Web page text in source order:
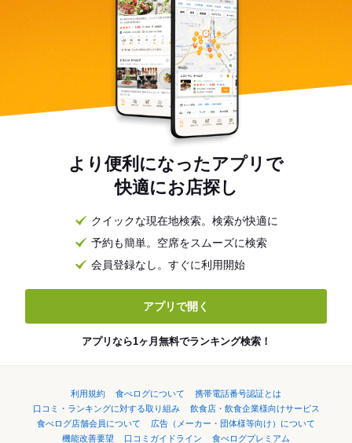
より便利になったアプリで
快適にお店探し
クイックな現在地検索。検索が快適に
予約も簡単。空席をスムーズに検索
会員登録なし。すぐに利用開始
アプリで開く
アプリなら1ヶ月無料でランキング検索！
利用規約 食べログについて
携帯電話番号認証とは
口コミ・ランキングに対する取り組み
飲食店・飲食企業様向けサービス
食べログ店舗会員について
広告（メーカー・団体様等向け）について
機能改善要望
口コミガイドライン 食べログプレミアム